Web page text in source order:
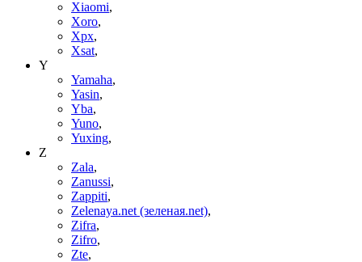
Xiaomi,
Xoro,
Xpx,
Xsat,
Y
Yamaha,
Yasin,
Yba,
Yuno,
Yuxing,
Z
Zala,
Zanussi,
Zappiti,
Zelenaya.net (зеленая.net),
Zifra,
Zifro,
Zte,